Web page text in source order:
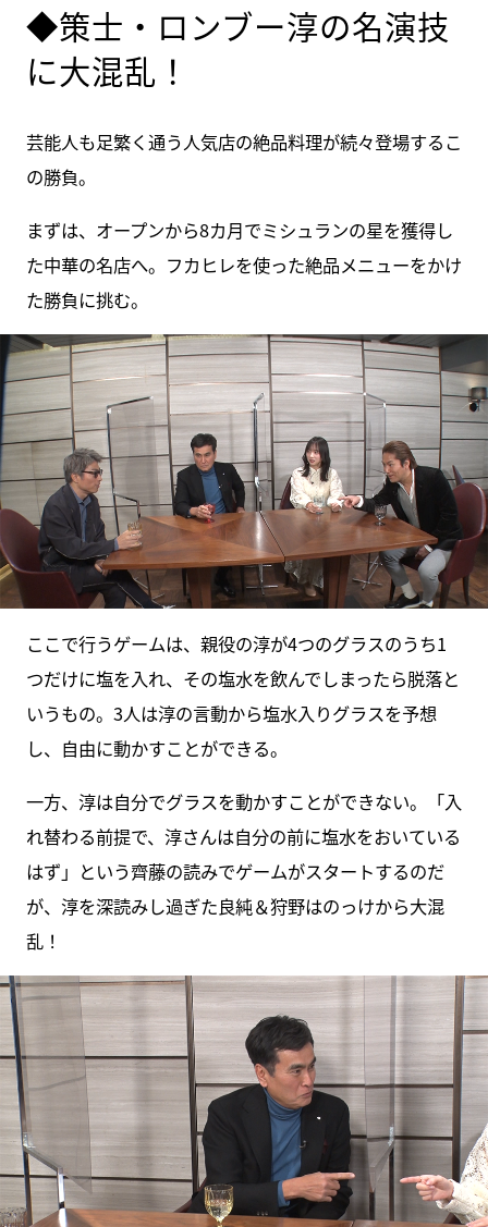
◆策士・ロンブー淳の名演技
に大混乱！
芸能人も足繁く通う人気店の絶品料理が続々登場するこ
の勝負。
まずは、オープンから8カ月でミシュランの星を獲得し
た中華の名店へ。フカヒレを使った絶品メニューをかけ
た勝負に挑む。
ここで行うゲームは、親役の淳が4つのグラスのうち1
つだけに塩を入れ、その塩水を飲んでしまったら脱落と
いうもの。3人は淳の言動から塩水入りグラスを予想
し、自由に動かすことができる。
一方、淳は自分でグラスを動かすことができない。「入
れ替わる前提で、淳さんは自分の前に塩水をおいている
はず」という齊藤の読みでゲームがスタートするのだ
が、淳を深読みし過ぎた良純＆狩野はのっけから大混
乱！